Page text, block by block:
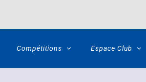
Compétitions Espace Club